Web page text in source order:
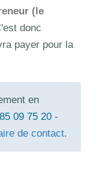
(le
donc
payer pour la
en
09 75 20 -
de contact.